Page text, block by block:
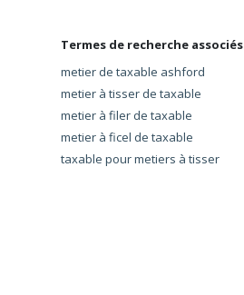
Termes de recherche associés
metier de taxable ashford
metier à tisser de taxable
metier à filer de taxable
metier à ficel de taxable
taxable pour metiers à tisser